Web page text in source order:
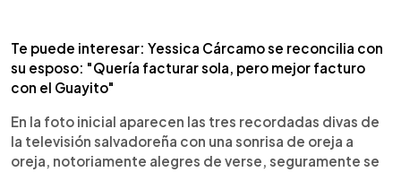
Te puede interesar: Yessica Cárcamo se reconcilia con
su esposo: "Quería facturar sola, pero mejor facturo
con el Guayito"
En la foto inicial aparecen las tres recordadas divas de
la televisión salvadoreña con una sonrisa de oreja a
oreja, notoriamente alegres de verse, seguramente se